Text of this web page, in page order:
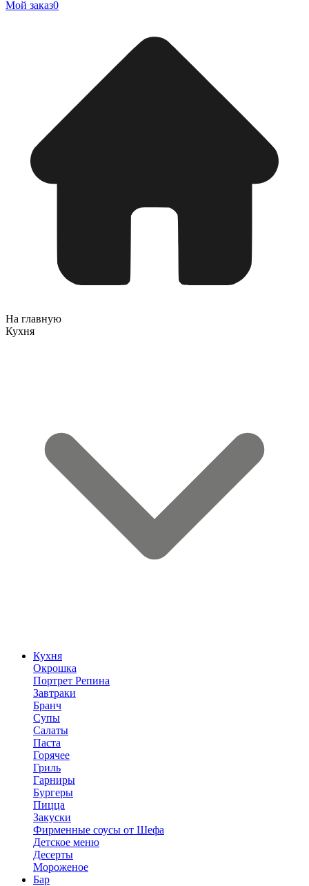
Мой заказ0
На главную
Кухня
Кухня
Окрошка
Портрет Репина
Завтраки
Бранч
Супы
Салаты
Паста
Горячее
Гриль
Гарниры
Бургеры
Пицца
Закуски
Фирменные соусы от Шефа
Детское меню
Десерты
Мороженое
Бар